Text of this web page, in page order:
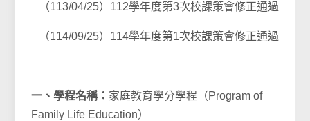
（113/04/25）112學年度第3次校課策會修正通過
（114/09/25）114學年度第1次校課策會修正通過
一、學程名稱： 家庭教育學分學程（Program of
Family Life Education）